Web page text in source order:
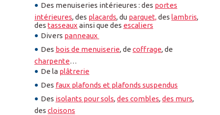
Des menuiseries intérieures : des portes
intérieures, des placards, du parquet,des lambris,
des tasseaux ainsi que des escaliers
Divers panneaux
Des bois de menuiserie, de coffrage, de
charpente…
De la plâtrerie
Des faux plafonds et plafonds suspendus
Des isolants pour sols,des combles,des murs,
des cloisons